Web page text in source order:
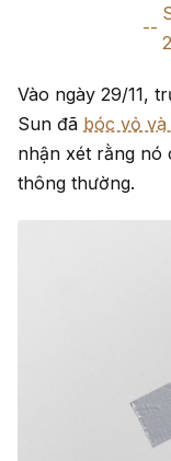
Vào ngày 29/11,
Sun đã bóc vỏ và
nhận xét rằng nó
thông thường.